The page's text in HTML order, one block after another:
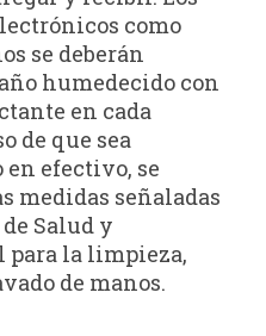
como
se deberán
humedecido con
en cada
de que sea
en efectivo, se
medidas señaladas
Salud y
para la limpieza,
de manos.